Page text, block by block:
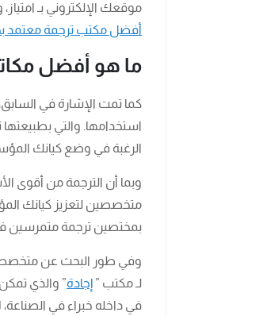
موقعك الإلكتروني بـ
أفضل مكتب ترجمة معتمد
ما هو أفضل
كما تمت الإشارة في
استخدامها. والتي
الرغبة في وضع كيانك
وبما أن الترجمة من أقوى
متخصصين لتعزيز كيانك
بمختصين ترجمة متمرسين
وفي طور البحث عن
لـ مكتب ” إجادة” والذي